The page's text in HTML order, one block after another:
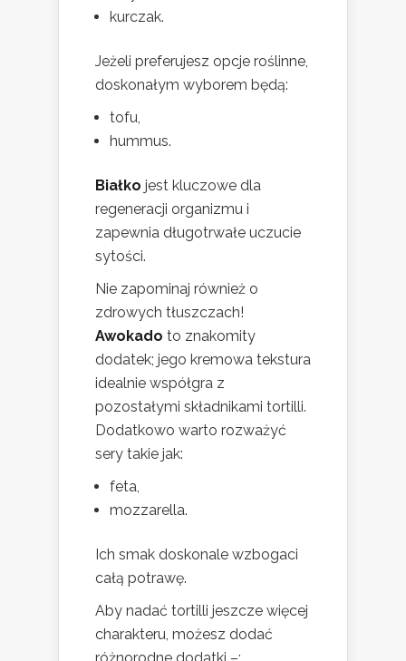
kurczak.
Jeżeli preferujesz opcje roślinne,
doskonałym wyborem będą:
tofu,
hummus.
Białko jest kluczowe dla
regeneracji organizmu i
zapewnia długotrwałe uczucie
sytości.
Nie zapominaj również o
zdrowych tłuszczach!
Awokado to znakomity
dodatek; jego kremowa tekstura
idealnie współgra z
pozostałymi składnikami tortilli.
Dodatkowo warto rozważyć
sery takie jak:
feta,
mozzarella.
Ich smak doskonale wzbogaci
całą potrawę.
Aby nadać tortilli jeszcze więcej
charakteru, możesz dodać